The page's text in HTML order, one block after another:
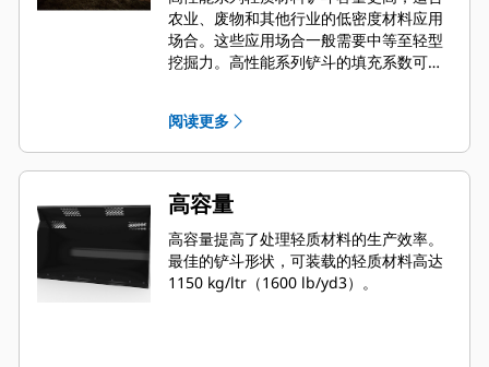
农业、废物和其他行业的低密度材料应用
场合。这些应用场合一般需要中等至轻型
挖掘力。高性能系列铲斗的填充系数可高
阅读更多
高容量
高容量提高了处理轻质材料的生产效率。
最佳的铲斗形状，可装载的轻质材料高达
1150 kg/ltr（1600 lb/yd3）。